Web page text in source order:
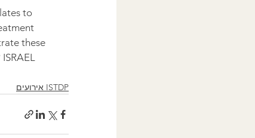
to
these
ISTDP אירועים